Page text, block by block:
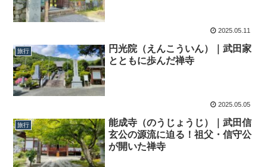
2025.05.11
旅行
円光院（えんこういん）｜武田家
とともに歩んだ禅寺
2025.05.05
旅行
能成寺（のうじょうじ）｜武田信
玄公の源流に迫る！祖父・信守公
が開いた禅寺